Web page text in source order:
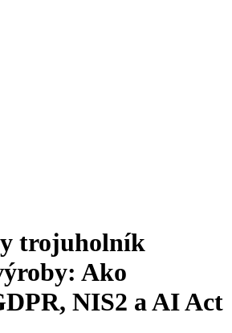
trojuholník
Ako
NIS2 a AI Act